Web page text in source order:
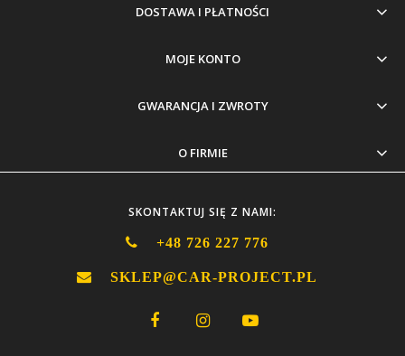
DOSTAWA I PŁATNOŚCI
MOJE KONTO
GWARANCJA I ZWROTY
O FIRMIE
SKONTAKTUJ SIĘ Z NAMI:
+48 726 227 776
SKLEP@CAR-PROJECT.PL